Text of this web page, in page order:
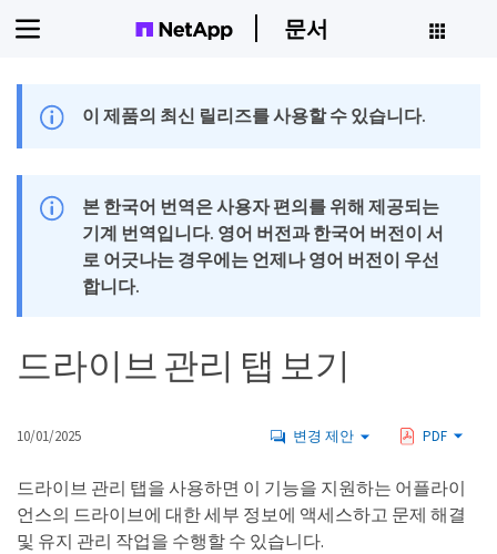
문서
이 제품의 최신 릴리즈를 사용할 수 있습니다.
본 한국어 번역은 사용자 편의를 위해 제공되는
기계 번역입니다. 영어 버전과 한국어 버전이 서
로 어긋나는 경우에는 언제나 영어 버전이 우선
합니다.
드라이브 관리 탭 보기
10/01/2025 변경 제안 PDF
드라이브 관리 탭을 사용하면 이 기능을 지원하는 어플라이
언스의 드라이브에 대한 세부 정보에 액세스하고 문제 해결
및 유지 관리 작업을 수행할 수 있습니다.